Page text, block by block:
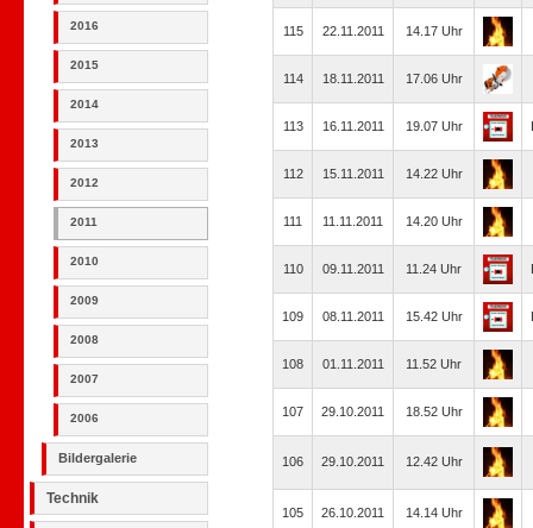
2016
2015
2014
2013
2012
2011
2010
2009
2008
2007
2006
Bildergalerie
Technik
115 22.11.2011 14.17 Uhr
114 18.11.2011 17.06 Uhr
113 16.11.2011 19.07 Uhr
112 15.11.2011 14.22 Uhr
111 11.11.2011 14.20 Uhr
110 09.11.2011 11.24 Uhr
109 08.11.2011 15.42 Uhr
108 01.11.2011 11.52 Uhr
107 29.10.2011 18.52 Uhr
106 29.10.2011 12.42 Uhr
105 26.10.2011 14.14 Uhr